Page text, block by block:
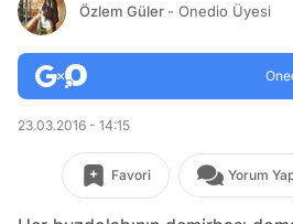
Özlem Güler - Onedio Üyesi
23.03.2016 - 14:15
Favori Yorum